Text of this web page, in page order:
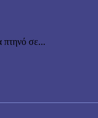
πτηνό σε...